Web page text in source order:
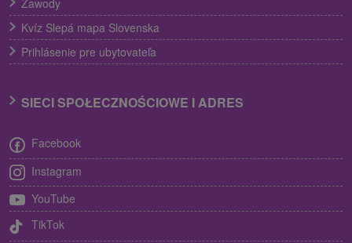
Zawody
Kvíz Slepá mapa Slovenska
Prihlásenie pre ubytovateľa
SIECI SPOŁECZNOŚCIOWE I ADRES
Facebook
Instagram
YouTube
TikTok